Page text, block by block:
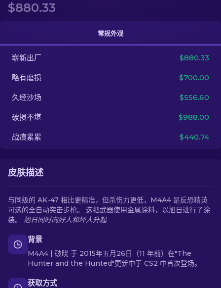
手套
其他
$880.33
常规外观
崭新出厂 $880.33
略有磨损 $700.00
久经沙场 $556.60
破损不堪 $988.00
战痕累累 $440.74
皮肤描述
与同级的 AK-47 相比更精准，但杀伤力更低，M4A4 是反恐精英
可选的全自动突击步枪。 这把武器使用金属涂料，以旭日进行了涂
装。 旭日同时向好人和坏人升起
背景
M4A4 | 破晓 于 2015年五月26日（11 年前）在"The
Hunter and the Hunted"更新中于 CS2 中首次登场。
获取方式